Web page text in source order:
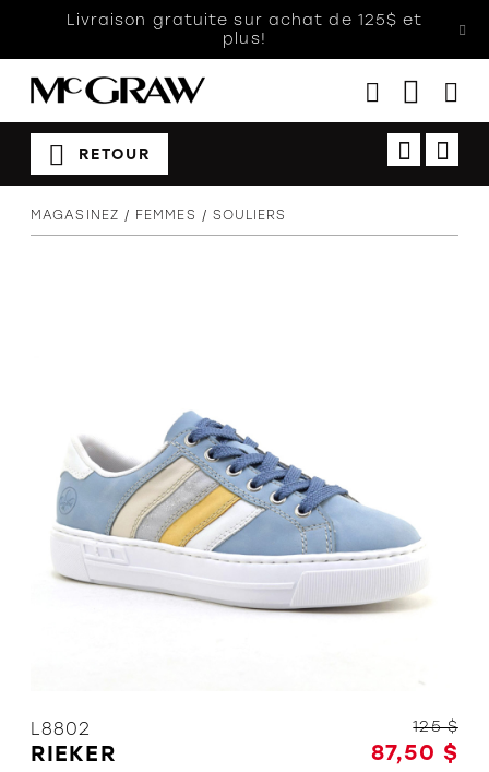
Livraison gratuite sur achat de 125$ et
plus!
Hommes
L'équipe
RETOUR
MAGASINEZ FEMMES SOULIERS
L8802
RIEKER 87,50 $
125 $